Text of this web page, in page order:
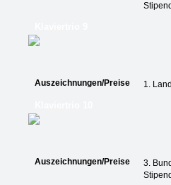
Auszeichnungen/Preise
1.
Auszeichnungen/Preise
3.